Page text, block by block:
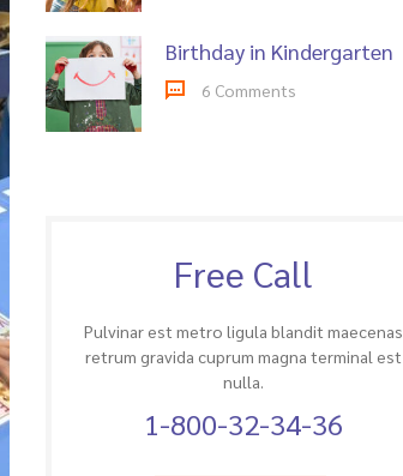
Birthday in Kindergarten
6 Comments
Free Call
Pulvinar est metro ligula blandit maecenas
retrum gravida cuprum magna terminal est
nulla.
1-800-32-34-36